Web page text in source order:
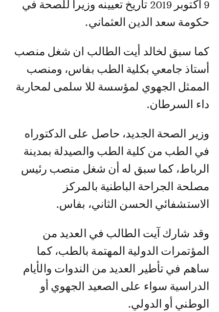
9 اكتوبر 2019 تاريخ تعيينه وزيرا للصحة في
حكومة سعد الدين العثماني.
كما سبق لخالد أيت الطالب ان شغل منصب
أستاذ جامعي بكلية الطب بفاس، ومنصب
الممثل الجهوي لمؤسسة للا سلمى لمحاربة
داء السرطان.
وزير الصحة الجديد، حاصل على الدكتوراه
في الطب من كلية الطب والصيدلة بمدينة
الرباط، كما سبق له أن شغل منصب رئيس
مصلحة الجراحة الباطنية بالمركز
الاستشفائي الحسن الثاني، بفاس.
وقد شارك آيت الطالب في العديد من
المؤتمرات الدولية المهتمة بالطب، كما
ساهم في تأطير العديد من الندوات والأيام
الدراسية سواء على الصعيد الجهوي أو
الوطني أو الدولي.